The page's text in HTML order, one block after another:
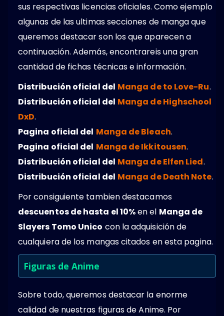
sus respectivas licencias oficiales. Como ejemplo
algunas de las ultimas secciones de manga que
queremos destacar son los que aparecen a
continuación. Además, encontrareis una gran
cantidad de fichas técnicas e información.
Distribución oficial del Manga de to Love-Ru.
Distribución oficial del Manga de Highschool
DxD.
Pagina oficial del Manga de Bleach.
Pagina oficial del Manga de Ikkitousen.
Distribución oficial del Manga de Elfen Lied.
Distribución oficial del Manga de Death Note.
Por consiguiente tambien destacamos
descuentos de hasta el 10%en el Manga de
Slayers Tomo Unico con la adquisición de
cualquiera de los mangas citados en esta pagina.
Figuras de Anime
Sobre todo, queremos destacar la enorme
calidad de nuestras figuras de Anime. Por